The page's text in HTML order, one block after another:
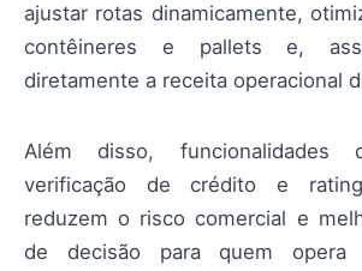
ajustar rotas dinamicamente,
contêineres e pallets e,
diretamente a receita operacional
Além disso, funcionalidades
verificação de crédito e
reduzem o risco comercial e
de decisão para quem opera